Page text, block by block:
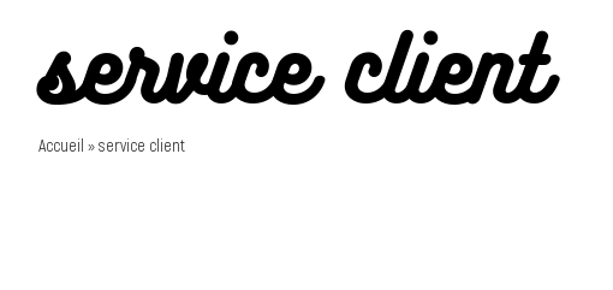
service client
Accueil »service client